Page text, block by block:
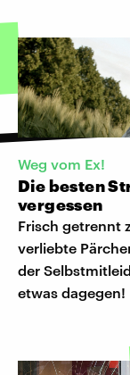
Weg vom Ex!
Die besten
vergessen
Frisch getrennt
verliebte
der
etwas dagegen!